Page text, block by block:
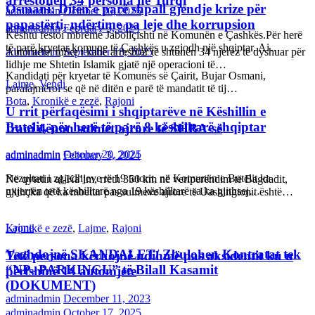
Osmani: Ditën e parë shpall gjendje krize për
papastërti, ndërtime pa leje dhe korrupsion
adminadmin September 18, 2025
Kandidati për kryetar të Komunës së Çairit, Bujar Osmani,
paralajmëroi se që në ditën e parë të mandatit të tij…
adminadmin February 3, 2024
Autoritetet turke i kanë arrestuar të shtunën 34 njerëz të dyshuar për
lidhje me Shtetin Islamik gjatë një operacioni të…
Bota, Kronikë e zezë, Rajoni
Irani dënon sulmet ajrore të SHBA-së
adminadmin February 3, 2024
Në qytetin al-Ka’im, rreth 350 km në veriperëndim të Bagdadit,
gjithçka që ka mbetur pas sulmeve ajrore të Uashingtonit është…
Kronikë e zezë, Lajme, Rajoni
Tetë persona kërkojnë ndihmë pas aksidentit ku u
përfshinë 14 automjete
adminadmin December 11, 2023
adminadmin October 20, 2025
Kështu festoi mbrëmë Jabollçishti në Komunën e Çashkës.Për herë
të parë kryetar komune të Çashkës u zgjodh një shqiptar. Ai…
Lajme,Vendi
U rrit përfaqësimi i shqiptarëve në Këshillin e
Butelit, për herë të parë 8 këshilltarë shqiptar
adminadmin October 20, 2025
Rezultati i zgjedhjeve të 19 tetorit, në Komunën e Butelit ka
nxjerrën tetë këshilltarë nga 19 këshilltarë sa ka gjithsej…
Lajme
Vazhdojnë SKANDALET/ Zbulohen Kontratat tek
“NP- PARKINGU” të Bilall Kasamit
(DOKUMENT)